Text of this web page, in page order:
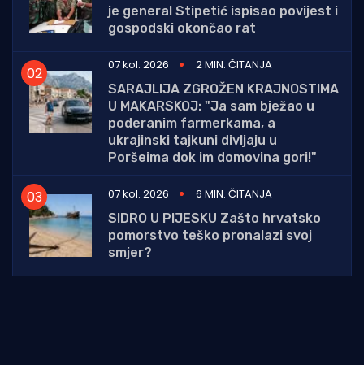
je general Stipetić ispisao povijest i
gospodski okončao rat
07 kol. 2026
2 MIN. ČITANJA
SARAJLIJA ZGROŽEN KRAJNOSTIMA
U MAKARSKOJ: "Ja sam bježao u
poderanim farmerkama, a
ukrajinski tajkuni divljaju u
Poršeima dok im domovina gori!"
07 kol. 2026
6 MIN. ČITANJA
SIDRO U PIJESKU Zašto hrvatsko
pomorstvo teško pronalazi svoj
smjer?